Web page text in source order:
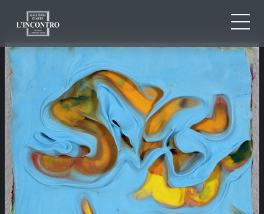
QUI SOMMES-NOU
NEWS ED EVENTS
ARTISTES ET ŒUVRES
EXPOSITIONS
CONTACTS